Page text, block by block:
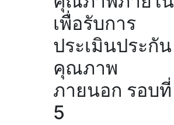
เพื่อรับการ
ประเมินประกัน
คุณภาพ
ภายนอก รอบที่
5